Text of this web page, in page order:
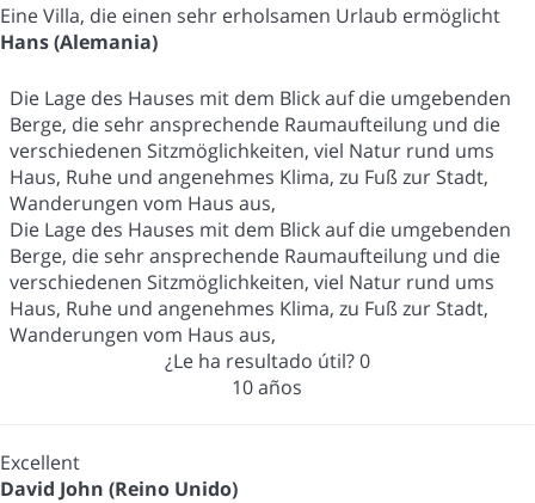
Eine Villa, die einen sehr erholsamen Urlaub ermöglicht
Hans (Alemania)
Die Lage des Hauses mit dem Blick auf die umgebenden
Berge, die sehr ansprechende Raumaufteilung und die
verschiedenen Sitzmöglichkeiten, viel Natur rund ums
Haus, Ruhe und angenehmes Klima, zu Fuß zur Stadt,
Wanderungen vom Haus aus,
Die Lage des Hauses mit dem Blick auf die umgebenden
Berge, die sehr ansprechende Raumaufteilung und die
verschiedenen Sitzmöglichkeiten, viel Natur rund ums
Haus, Ruhe und angenehmes Klima, zu Fuß zur Stadt,
Wanderungen vom Haus aus,
¿Le ha resultado útil?0
10 años
Excellent
David John (Reino Unido)